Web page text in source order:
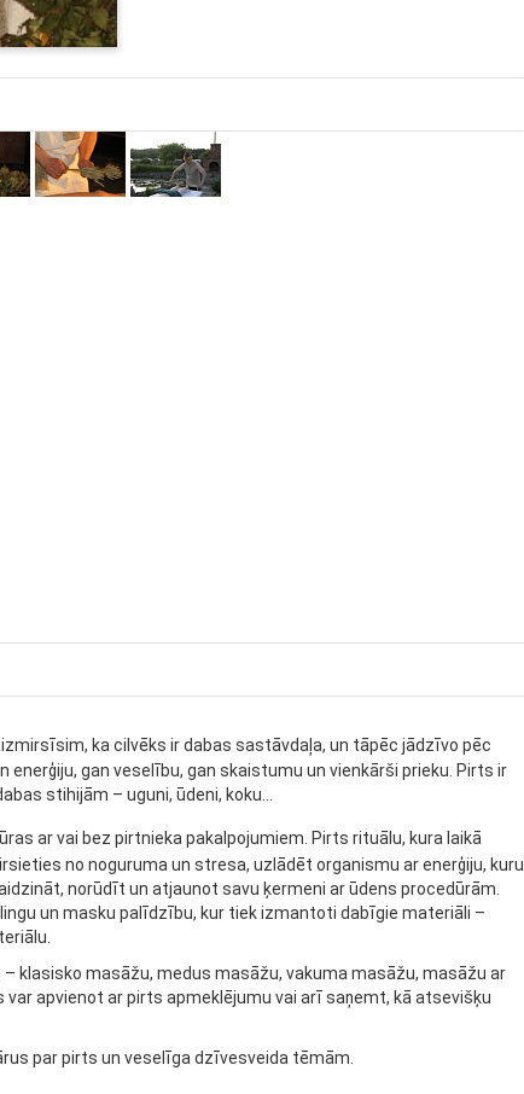
ka cilvēks ir dabas sastāvdaļa, un tāpēc jādzīvo pēc
enerģiju, gan veselību, gan skaistumu un vienkārši prieku. Pirts ir
stihijām – uguni, ūdeni, koku...
ar vai bez pirtnieka pakalpojumiem. Pirts rituālu, kura laikā
no noguruma un stresa, uzlādēt organismu ar enerģiju, kuru
norūdīt un atjaunot savu ķermeni ar ūdens procedūrām.
un masku palīdzību, kur tiek izmantoti dabīgie materiāli –
klasisko masāžu, medus masāžu, vakuma masāžu, masāžu ar
var apvienot ar pirts apmeklējumu vai arī saņemt, kā atsevišķu
par pirts un veselīga dzīvesveida tēmām.